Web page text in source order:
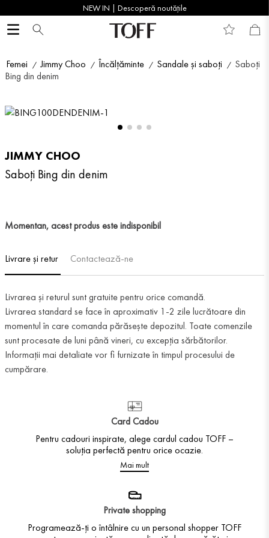
NEW IN | Descoperă noutățile
Femei Jimmy Choo Încălțăminte Sandale și saboți
Saboți
Bing din denim
JIMMY CHOO
Saboți Bing din denim
Momentan, acest produs este indisponibil
Livrare și retur Contactează-ne
Livrarea și returul sunt gratuite pentru orice comandă.
Livrarea standard se face în aproximativ 1-2 zile lucrătoare din
momentul în care comanda părăsește depozitul. Toate comenzile
sunt procesate de luni până vineri, cu excepția sărbătorilor.
Informații mai detaliate vor fi furnizate în timpul procesului de
cumpărare.
Card Cadou
Pentru cadouri inspirate, alege cardul cadou TOFF –
soluția perfectă pentru orice ocazie.
Mai mult
Private shopping
Programează-ți o întâlnire cu un personal shopper TOFF